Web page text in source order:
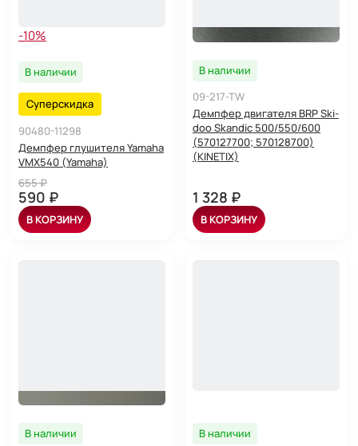
-10%
В наличии
Суперскидка
90480-11298
Демпфер глушителя Yamaha
VMX540 (Yamaha)
655 ₽
590 ₽
В КОРЗИНУ
В наличии
09-217-TW
Демпфер двигателя BRP Ski-
doo Skandic 500/550/600
(570127700; 570128700)
(KINETIX)
1 328 ₽
В КОРЗИНУ
В наличии
В наличии